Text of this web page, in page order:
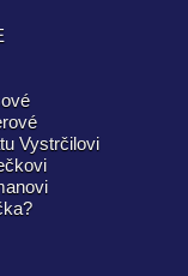
Vystrčilovi